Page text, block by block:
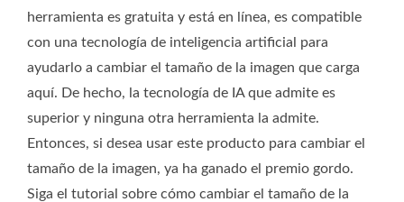
herramienta es gratuita y está en línea, es compatible
con una tecnología de inteligencia artificial para
ayudarlo a cambiar el tamaño de la imagen que carga
aquí. De hecho, la tecnología de IA que admite es
superior y ninguna otra herramienta la admite.
Entonces, si desea usar este producto para cambiar el
tamaño de la imagen, ya ha ganado el premio gordo.
Siga el tutorial sobre cómo cambiar el tamaño de la